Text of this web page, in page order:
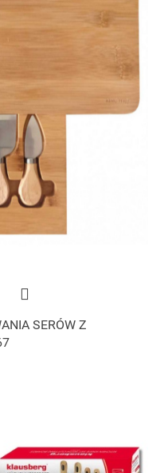
SERÓW Z